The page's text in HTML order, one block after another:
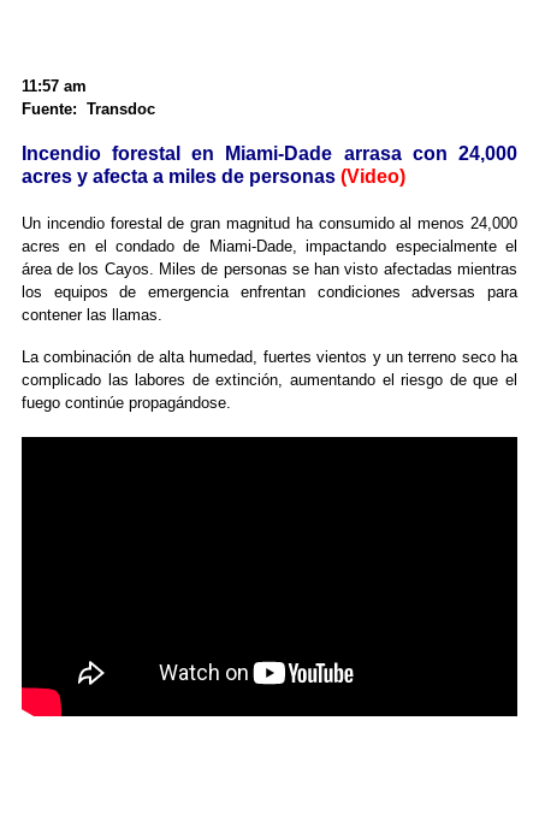
11:57 am
Fuente: Transdoc
Incendio forestal en Miami-Dade arrasa con 24,000
acres y afecta a miles de personas(Video)
Un incendio forestal de gran magnitud ha consumido al menos 24,000
acres en el condado de Miami-Dade, impactando especialmente el
área de los Cayos. Miles de personas se han visto afectadas mientras
los equipos de emergencia enfrentan condiciones adversas para
contener las llamas.
La combinación de alta humedad, fuertes vientos y un terreno seco ha
complicado las labores de extinción, aumentando el riesgo de que el
fuego continúe propagándose.